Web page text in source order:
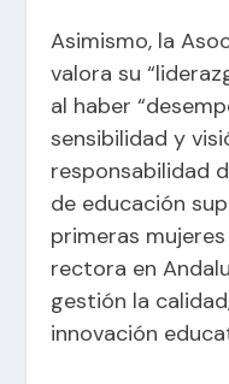
Asimismo, la
valora su
al haber
sensibilidad y
responsabilidad
de educación
primeras
rectora en
gestión la
innovación